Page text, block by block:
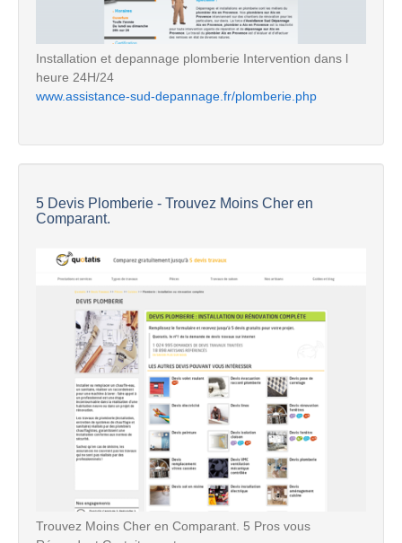
Installation et depannage plomberie Intervention dans l
heure 24H/24
www.assistance-sud-depannage.fr/plomberie.php
5 Devis Plomberie - Trouvez Moins Cher en
Comparant.
Trouvez Moins Cher en Comparant. 5 Pros vous